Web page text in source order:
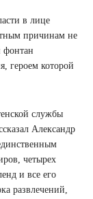
в лице
причинам не
фонтан
героем которой
службы
Александр
четырех
и все его
развлечений,